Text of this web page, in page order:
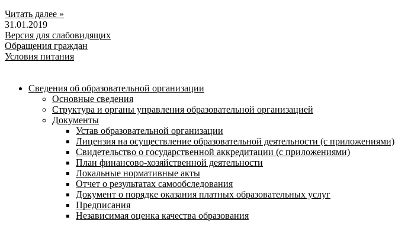
Читать далее »
31.01.2019
Версия для слабовидящих
Обращения граждан
Условия питания
Сведения об образовательной организации
Основные сведения
Структура и органы управления образовательной организацией
Документы
Устав образовательной организации
Лицензия на осуществление образовательной деятельности (с приложениями)
Свидетельство о государственной аккредитации (с приложениями)
План финансово-хозяйственной деятельности
Локальные нормативные акты
Отчет о результатах самообследования
Документ о порядке оказания платных образовательных услуг
Предписания
Независимая оценка качества образования